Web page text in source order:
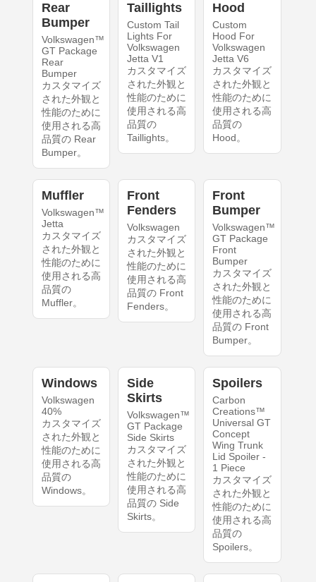
Rear
Bumper
Volkswagen™
GT Package
Rear
Bumper
カスタマイズ
された外観と
性能のために
使用される高
品質の Rear
Bumper。
Taillights
Custom Tail
Lights For
Volkswagen
Jetta V1
カスタマイズ
された外観と
性能のために
使用される高
品質の
Taillights。
Hood
Custom
Hood For
Volkswagen
Jetta V6
カスタマイズ
された外観と
性能のために
使用される高
品質の
Hood。
Muffler
Volkswagen™
Jetta
カスタマイズ
された外観と
性能のために
使用される高
品質の
Muffler。
Front
Fenders
Volkswagen
カスタマイズ
された外観と
性能のために
使用される高
品質の Front
Fenders。
Front
Bumper
Volkswagen™
GT Package
Front
Bumper
カスタマイズ
された外観と
性能のために
使用される高
品質の Front
Bumper。
Windows
Volkswagen
40%
カスタマイズ
された外観と
性能のために
使用される高
品質の
Windows。
Side
Skirts
Volkswagen™
GT Package
Side Skirts
カスタマイズ
された外観と
性能のために
使用される高
品質の Side
Skirts。
Spoilers
Carbon
Creations™
Universal GT
Concept
Wing Trunk
Lid Spoiler -
1 Piece
カスタマイズ
された外観と
性能のために
使用される高
品質の
Spoilers。